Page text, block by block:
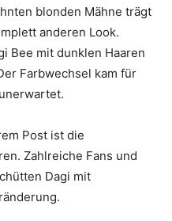
blonden Mähne trägt
anderen Look.
Bee mit dunklen Haaren
Farbwechsel kam für
Post ist die
Zahlreiche Fans und
Dagi mit